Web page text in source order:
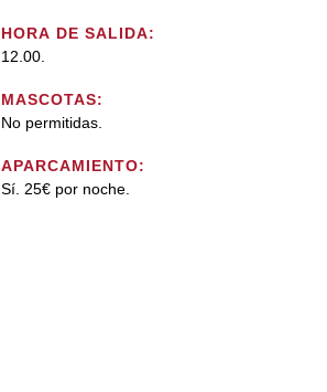
HORA DE SALIDA:
12.00.
MASCOTAS:
No permitidas.
APARCAMIENTO:
Sí. 25€ por noche.